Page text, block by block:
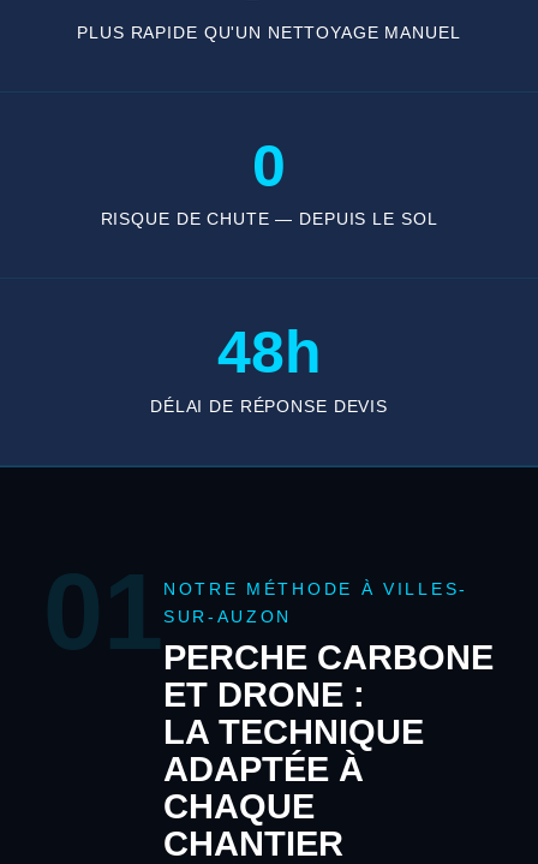
PLUS RAPIDE QU'UN NETTOYAGE MANUEL
0
RISQUE DE CHUTE — DEPUIS LE SOL
48h
DÉLAI DE RÉPONSE DEVIS
01 NOTRE MÉTHODE À VILLES-
SUR-AUZON
PERCHE CARBONE
ET DRONE :
LA TECHNIQUE
ADAPTÉE À
CHAQUE
CHANTIER